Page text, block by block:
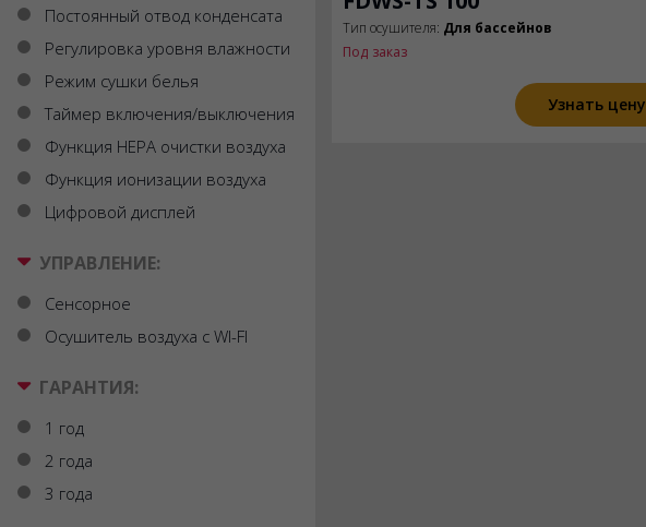
Постоянный отвод конденсата
Регулировка уровня влажности
Режим сушки белья
Таймер включения/выключения
Функция HEPA очистки воздуха
Функция ионизации воздуха
Цифровой дисплей
УПРАВЛЕНИЕ:
Сенсорное
Осушитель воздуха с WI-FI
ГАРАНТИЯ:
1 год
2 года
3 года
Тип осушителя: Для бассейнов
Под заказ
Узнать цену